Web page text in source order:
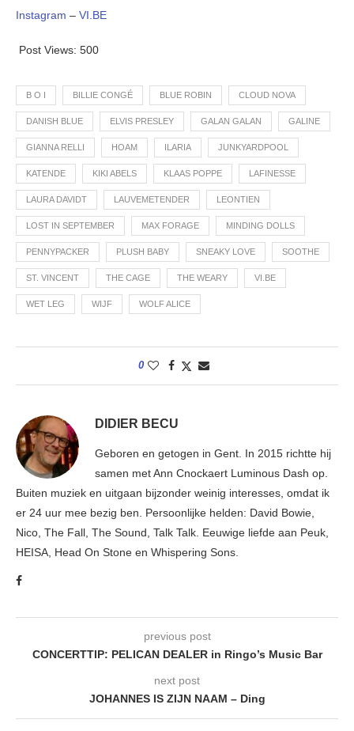
Instagram – VI.BE
Post Views: 500
B O I BILLIE CONGÉ BLUE ROBIN CLOUD NOVA
DANISH BLUE ELVIS PRESLEY GALAN GALAN GALINE
GIANNA RELLI HOAM ILARIA JUNKYARDPOOL
KATENDE KIKI ABELS KLAAS POPPE LAFINESSE
LAURA DAVIDT LAUVEMETENDER LEONTIEN
LOST IN SEPTEMBER MAX FORAGE MINDING DOLLS
PENNYPACKER PLUSH BABY SNEAKY LOVE SOOTHE
ST. VINCENT THE CAGE THE WEARY VI.BE
WET LEG WIJF WOLF ALICE
0
DIDIER BECU
Geboren en getogen in Gent. In 2015 richtte hij
samen met Ann Cnockaert Luminous Dash op.
Buiten muziek en uitgaan bijzonder weinig interesses, omdat ik
er 24 uur mee bezig ben. Persoonlijke helden: David Bowie,
Nico, The Fall, The Sound, Talk Talk. Eeuwige liefde aan Peuk,
HEISA, Head On Stone en Whispering Sons.
previous post
CONCERTTIP: PELICAN DEALER in Ringo’s Music Bar
next post
JOHANNES IS ZIJN NAAM – Ding